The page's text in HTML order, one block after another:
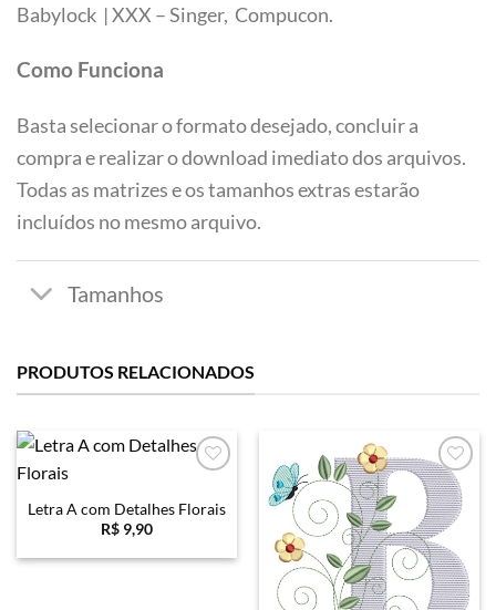
Babylock | XXX – Singer, Compucon.
Como Funciona
Basta selecionar o formato desejado, concluir a
compra e realizar o download imediato dos arquivos.
Todas as matrizes e os tamanhos extras estarão
incluídos no mesmo arquivo.
Tamanhos
PRODUTOS RELACIONADOS
Letra A com Detalhes Florais
R$ 9,90
Favoritar